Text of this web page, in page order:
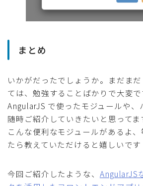
まとめ
いかがだったでしょうか。まだま
ては、勉強することばかりで大変
AngularJS で使ったモジュールや、
随時ご紹介していきたいと思ってま
こんな便利なモジュールがあるよ
たら教えていただけると嬉しいです
今回ご紹介したような、 AngularJS